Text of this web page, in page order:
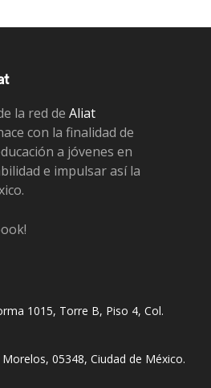
la red de Aliat
con la finalidad de
a jóvenes en
e impulsar así la
1015, Torre B, Piso 4, Col.
05348, Ciudad de México.